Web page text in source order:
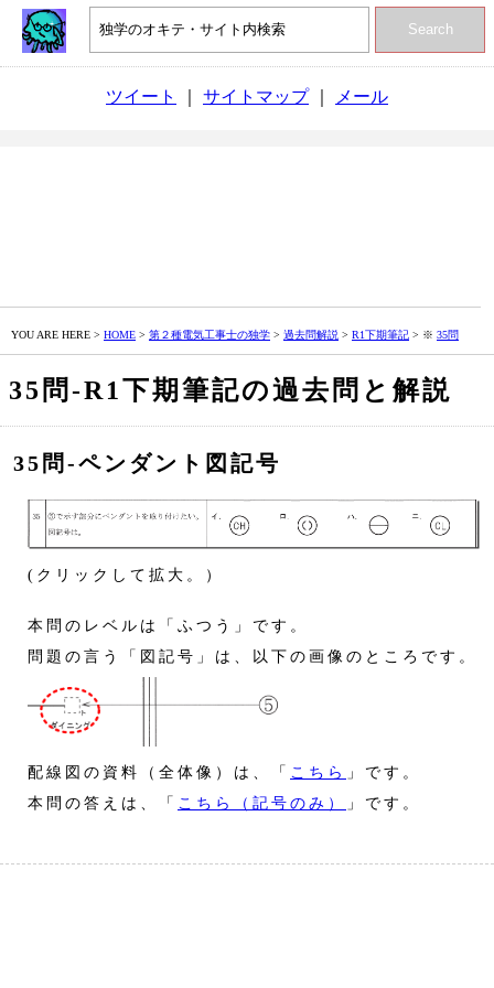
Search
ツイート サイトマップ｜ メール
YOU ARE HERE > HOME > 第２種電気工事士の独学 > 過去問解説 > R1下期筆記 > ※ 35問
35問‐R1下期筆記の過去問と解説
35問‐ペンダント図記号
(クリックして拡大。）
本問のレベルは「ふつう」です。
問題の言う「図記号」は、以下の画像のところです。
配線図の資料（全体像）は、「 こちら
」です。
本問の答えは、「 こちら（記号のみ） 」です。